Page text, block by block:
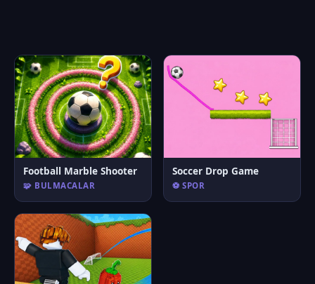
Football Marble Shooter
🧩 BULMACALAR
Soccer Drop Game
⚽ SPOR